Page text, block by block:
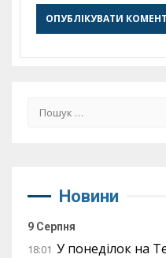
Пошук:
Новини
9 Серпня
18:01 У понеділок на